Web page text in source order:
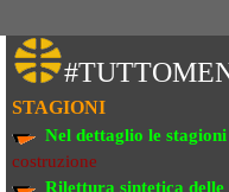
STAGIONI
Nel dettaglio le stagioni
costruzione
Rilettura sintetica delle